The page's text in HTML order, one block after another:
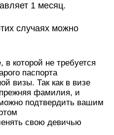
1 месяц.
случаях можно
которой не требуется
паспорта
визы. Так как в визе
фамилия, и
подтвердить вашим
свою девичью